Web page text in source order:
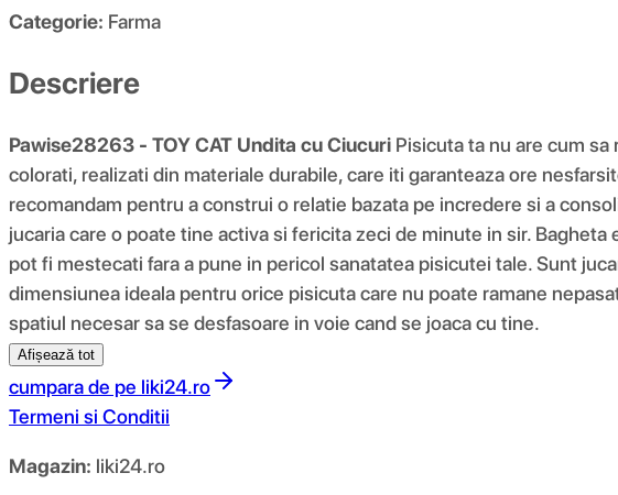
Categorie: Farma
Descriere
Pawise28263 - TOY CAT Undita cu Ciucuri Pisicuta ta nu are cum
colorati, realizati din materiale durabile, care iti garanteaza ore
recomandam pentru a construi o relatie bazata pe incredere si a
jucaria care o poate tine activa si fericita zeci de minute in sir.
pot fi mestecati fara a pune in pericol sanatatea pisicutei tale. Sunt
dimensiunea ideala pentru orice pisicuta care nu poate ramane
spatiul necesar sa se desfasoare in voie cand se joaca cu tine.
Afișează tot
cumpara de pe liki24.ro
Termeni si Conditii
Magazin: liki24.ro